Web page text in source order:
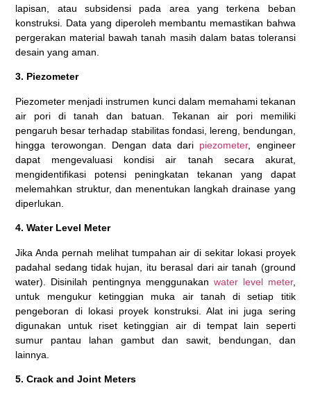
lapisan, atau subsidensi pada area yang terkena beban
konstruksi. Data yang diperoleh membantu memastikan bahwa
pergerakan material bawah tanah masih dalam batas toleransi
desain yang aman.
3. Piezometer
Piezometer menjadi instrumen kunci dalam memahami tekanan
air pori di tanah dan batuan. Tekanan air pori memiliki
pengaruh besar terhadap stabilitas fondasi, lereng, bendungan,
hingga terowongan. Dengan data dari piezometer, engineer
dapat mengevaluasi kondisi air tanah secara akurat,
mengidentifikasi potensi peningkatan tekanan yang dapat
melemahkan struktur, dan menentukan langkah drainase yang
diperlukan.
4. Water Level Meter
Jika Anda pernah melihat tumpahan air di sekitar lokasi proyek
padahal sedang tidak hujan, itu berasal dari air tanah (ground
water). Disinilah pentingnya menggunakan water level meter,
untuk mengukur ketinggian muka air tanah di setiap titik
pengeboran di lokasi proyek konstruksi. Alat ini juga sering
digunakan untuk riset ketinggian air di tempat lain seperti
sumur pantau lahan gambut dan sawit, bendungan, dan
lainnya.
5. Crack and Joint Meters